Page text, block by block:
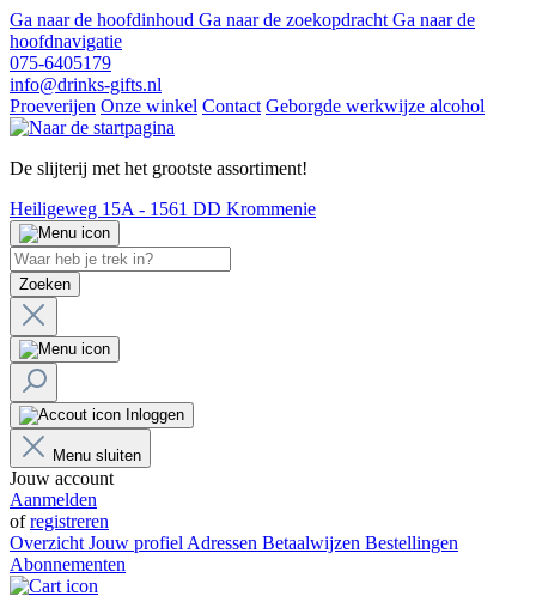
Ga naar de hoofdinhoud Ga naar de zoekopdracht Ga naar de
hoofdnavigatie
075-6405179
info@drinks-gifts.nl
Proeverijen Onze winkel Contact Geborgde werkwijze alcohol
De slijterij met het grootste assortiment!
Heiligeweg 15A - 1561 DD Krommenie
Zoeken
Inloggen
Menu sluiten
Jouw account
Aanmelden
ofregistreren
Overzicht Jouw profiel Adressen Betaalwijzen Bestellingen
Abonnementen